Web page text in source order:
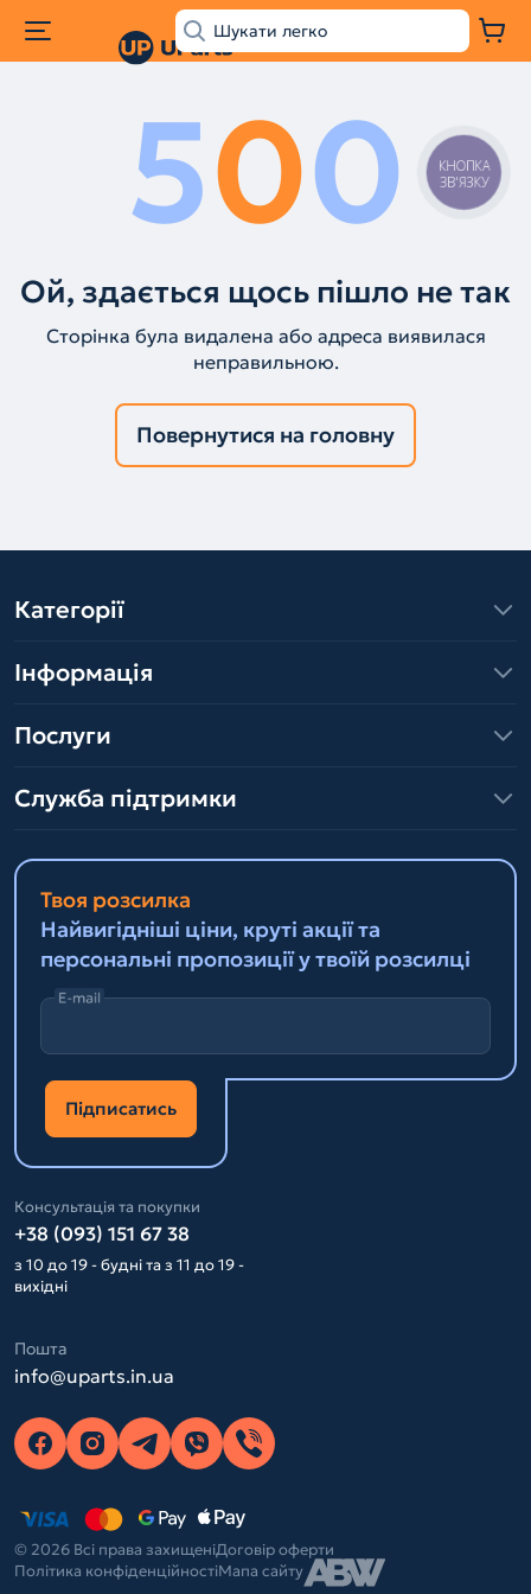
500
Ой, здається щось пішло не так
Сторінка була видалена або адреса виявилася
неправильною.
Повернутися на головну
Категорії
Інформація
Послуги
Служба підтримки
Твоя розсилка
Найвигідніші ціни, круті акції та
персональні пропозиції у твоїй розсилці
E-mail
Підписатись
Консультація та покупки
+38 (093) 151 67 38
з 10 до 19 - будні та з 11 до 19 -
вихідні
Пошта
info@uparts.in.ua
© 2026 Всі права захищеніДоговір оферти
Політика конфіденційностіМапа сайту
КНОПКА
ЗВ'ЯЗКУ